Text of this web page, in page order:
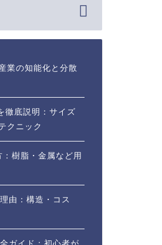
業の知能化と分散
徹底説明：サイズ
クニック
樹脂・金属など用
由：構造・コス